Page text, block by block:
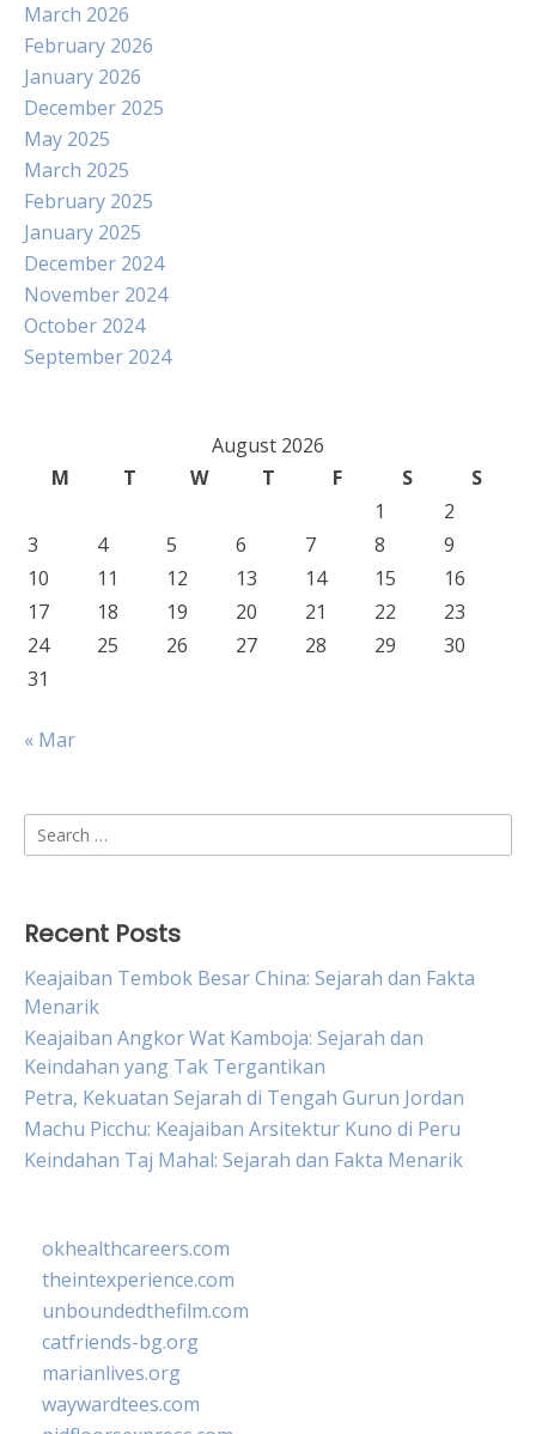
March 2026
February 2026
January 2026
December 2025
May 2025
March 2025
February 2025
January 2025
December 2024
November 2024
October 2024
September 2024
August 2026
M
T W T F S
S
1
2
3
4 5 6 7 8
9
10
11 12 13 14 15
16
17
18 19 20 21 22
23
24
25 26 27 28 29
30
31
« Mar
Search
for:
Recent Posts
Keajaiban Tembok Besar China: Sejarah dan Fakta
Menarik
Keajaiban Angkor Wat Kamboja: Sejarah dan
Keindahan yang Tak Tergantikan
Petra, Kekuatan Sejarah di Tengah Gurun Jordan
Machu Picchu: Keajaiban Arsitektur Kuno di Peru
Keindahan Taj Mahal: Sejarah dan Fakta Menarik
okhealthcareers.com
theintexperience.com
unboundedthefilm.com
catfriends-bg.org
marianlives.org
waywardtees.com